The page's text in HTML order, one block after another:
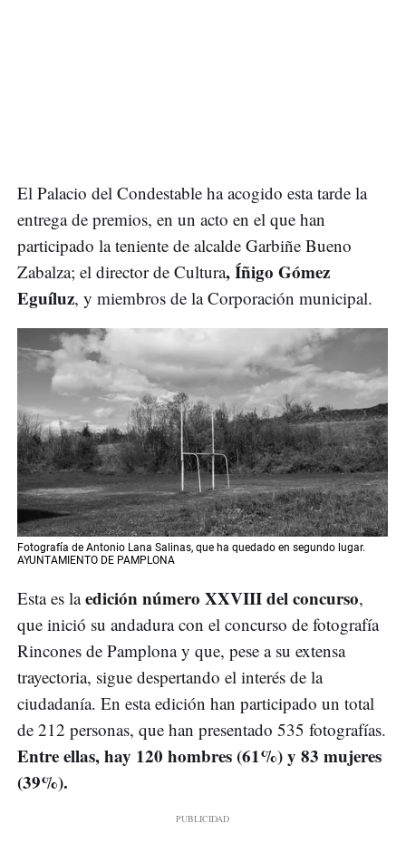
El Palacio del Condestable ha acogido esta tarde la
entrega de premios, en un acto en el que han
participado la teniente de alcalde Garbiñe Bueno
Zabalza; el director de Cultura, Íñigo Gómez
Eguíluz, y miembros de la Corporación municipal.
Fotografía de Antonio Lana Salinas, que ha quedado en segundo lugar.
AYUNTAMIENTO DE PAMPLONA
Esta es laedición número XXVIII del concurso,
que inició su andadura con el concurso de fotografía
Rincones de Pamplona y que, pese a su extensa
trayectoria, sigue despertando el interés de la
ciudadanía. En esta edición han participado un total
de 212 personas, que han presentado 535 fotografías.
Entre ellas, hay 120 hombres (61%) y 83 mujeres
(39%).